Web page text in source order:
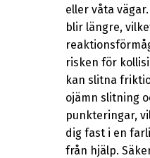
eller våta
blir längre,
risken för
kan slitna
ojämn slitning
punkteringar,
dig fast i en
från hjälp.